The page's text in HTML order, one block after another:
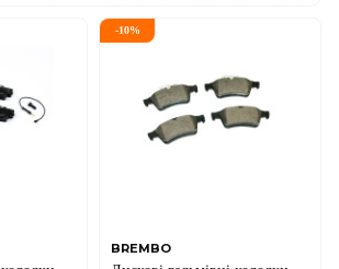
-10%
BREMBO